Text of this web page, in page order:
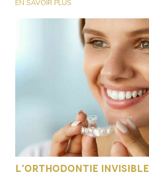
EN SAVOIR PLUS
L'orthodontie invisible